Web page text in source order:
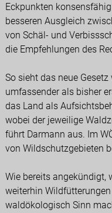
Eckpunkten
besseren Ausgleich
von Schäl- und
die Empfehlungen des
So sieht das neue
umfassender als bisher
das Land als
wobei der jeweilige
führt Darmann aus. Im
von Wildschutzgebieten
Wie bereits angekündigt,
weiterhin
waldökologisch Sinn